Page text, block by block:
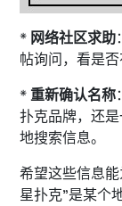
* 网络社区求助
帖询问，看是
*重新确认名称
扑克品牌，还
地搜索信息。
希望这些信息
星扑克”是某个